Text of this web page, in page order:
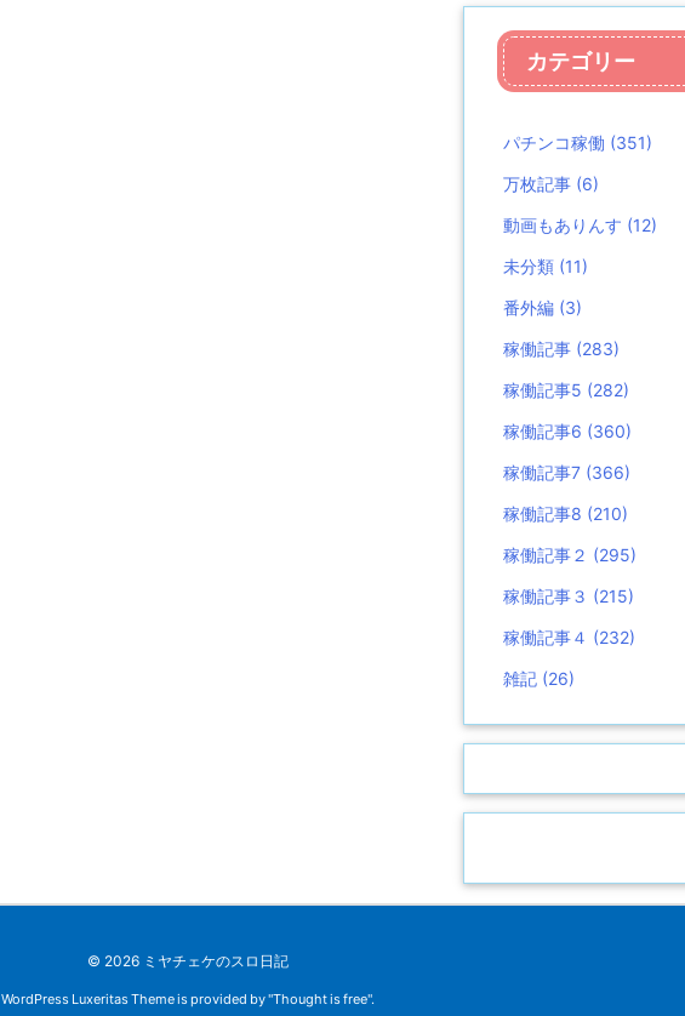
カテゴリー
パチンコ稼働 (351)
万枚記事 (6)
動画もありんす (12)
未分類 (11)
番外編 (3)
稼働記事 (283)
稼働記事5 (282)
稼働記事6 (360)
稼働記事7 (366)
稼働記事8 (210)
稼働記事２ (295)
稼働記事３ (215)
稼働記事４ (232)
雑記 (26)
© 2026 ミヤチェケのスロ日記
WordPress Luxeritas Theme is provided by "Thought is free".